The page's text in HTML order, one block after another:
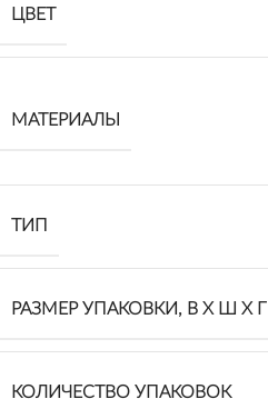
ЦВЕТ
МАТЕРИАЛЫ
ТИП
РАЗМЕР УПАКОВКИ, В Х Ш Х Г
КОЛИЧЕСТВО УПАКОВОК